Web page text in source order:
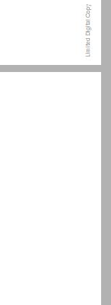
תודות ... 7